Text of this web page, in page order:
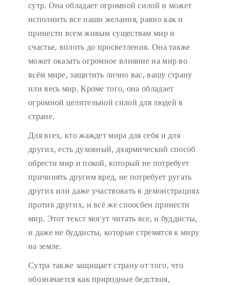
сутр. Она обладает огромной силой и может
исполнить все наши желания, равно как и
принести всем живым существам мир и
счастье, вплоть до просветления. Она также
может оказать огромное влияние на мир во
всём мире, защитить лично вас, вашу страну
или весь мир. Кроме того, она обладает
огромной целительной силой для людей в
стране.
Для всех, кто жаждет мира для себя и для
других, есть духовный, дхармический способ
обрести мир и покой, который не потребует
причинять другим вред, не потребует ругать
других или даже участвовать в демонстрациях
против других, и всё же споосбен принести
мир. Этот текст могут читать все, и буддисты,
и даже не буддисты, которые стремятся к миру
на земле.
Сутра также защищает страну от того, что
обозначается как природные бедствия,